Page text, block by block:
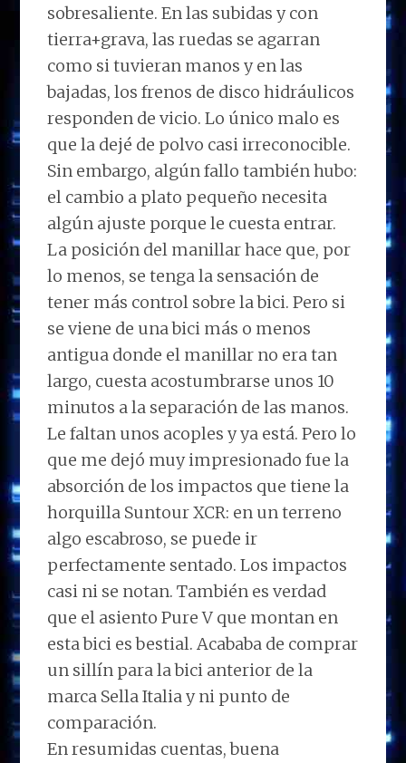
sobresaliente. En las subidas y con
tierra+grava, las ruedas se agarran
como si tuvieran manos y en las
bajadas, los frenos de disco hidráulicos
responden de vicio. Lo único malo es
que la dejé de polvo casi irreconocible.
Sin embargo, algún fallo también hubo:
el cambio a plato pequeño necesita
algún ajuste porque le cuesta entrar.
La posición del manillar hace que, por
lo menos, se tenga la sensación de
tener más control sobre la bici. Pero si
se viene de una bici más o menos
antigua donde el manillar no era tan
largo, cuesta acostumbrarse unos 10
minutos a la separación de las manos.
Le faltan unos acoples y ya está. Pero lo
que me dejó muy impresionado fue la
absorción de los impactos que tiene la
horquilla Suntour XCR: en un terreno
algo escabroso, se puede ir
perfectamente sentado. Los impactos
casi ni se notan. También es verdad
que el asiento Pure V que montan en
esta bici es bestial. Acababa de comprar
un sillín para la bici anterior de la
marca Sella Italia y ni punto de
comparación.
En resumidas cuentas, buena